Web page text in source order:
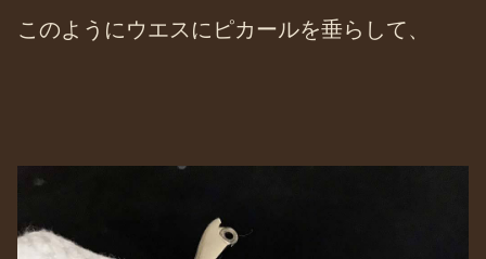
このようにウエスにピカールを垂らして、